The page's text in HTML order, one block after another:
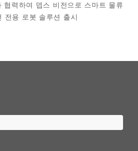
협력하여 뎁스 비전으로 스마트 물류
전용 로봇 솔루션 출시